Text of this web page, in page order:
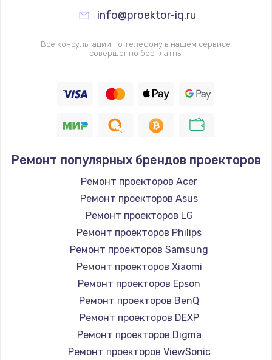
info@proektor-iq.ru
Все консультации по телефону в нашем сервисе
совершенно бесплатны
Ремонт популярных брендов проекторов
Ремонт проекторов Acer
Ремонт проекторов Asus
Ремонт проекторов LG
Ремонт проекторов Philips
Ремонт проекторов Samsung
Ремонт проекторов Xiaomi
Ремонт проекторов Epson
Ремонт проекторов BenQ
Ремонт проекторов DEXP
Ремонт проекторов Digma
Ремонт проекторов ViewSonic